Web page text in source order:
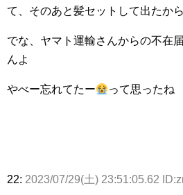
て、そのあと髪セットして出たから
でな、ヤマト運輸さんからの不在
んよ
やべー忘れてたー って思ったね
22: 2023/07/29(土) 23:51:05.62